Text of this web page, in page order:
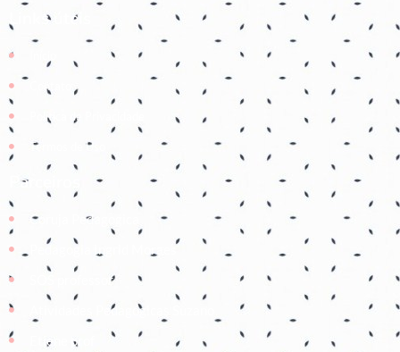
Links úteis
Contato
Política de Privacidade
Termos de Uso
Parceiros
Coruja Pedagogica
Pedagogia Ingrid Moraes
SOS professor
Atividades Pedagógicas Suzano
Etiene prof